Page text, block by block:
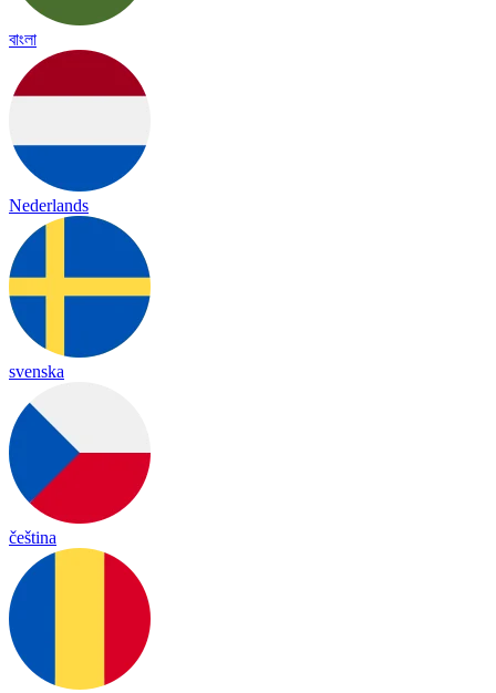
বাংলা
Nederlands
svenska
čeština